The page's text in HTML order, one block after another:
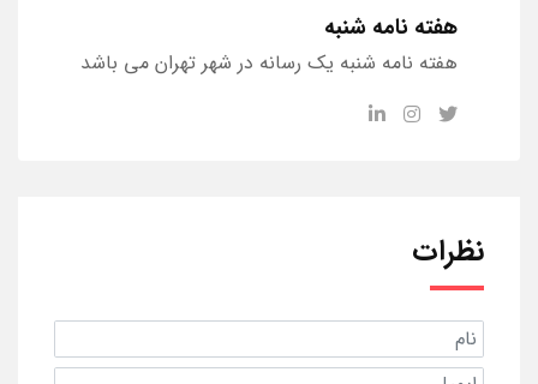
هفته نامه شنبه
هفته نامه شنبه یک رسانه در شهر تهران می باشد
نظرات